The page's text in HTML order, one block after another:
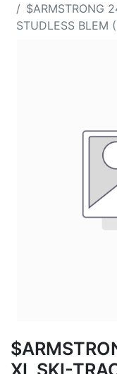
$ARMSTRONG
STUDLESS BLEM
XL SKI-